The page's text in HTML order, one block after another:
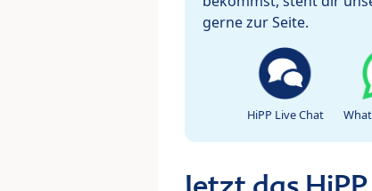
gerne zur Seite.
HiPP Live Chat